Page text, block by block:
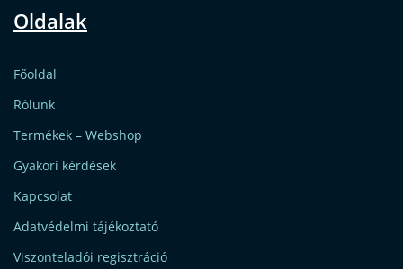
Oldalak
Főoldal
Rólunk
Termékek – Webshop
Gyakori kérdések
Kapcsolat
Adatvédelmi tájékoztató
Viszonteladói regisztráció